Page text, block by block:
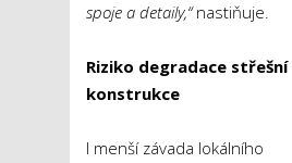
spoje a detaily,“nastiňuje.
Riziko degradace střešní
konstrukce
I menší závada lokálního